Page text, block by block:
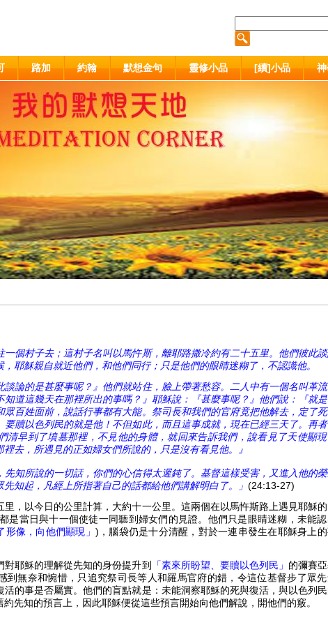
路加 約翰 默想金句 靈修小品 [續]小品
一個村子去；這村子名叫以馬忤斯，離耶路撒冷約有二十五里。他們彼此
耶穌親自就近他們，和他們同行；只是他們的眼睛迷糊了，不認識他。
談論的是甚麼事呢？ 』 他們就站住，臉上帶著愁容。二人中有一個名叫革
道這幾天在那裡所出的事嗎？ 』 耶穌說： 『甚麼事呢？ 』 他們說： 『就
百姓面前，說話行事都有大能。祭司長和我們的官府竟把他解去，定了
要贖以色列民的就是他！不但如此，而且這事成就，現在已經三天了。再
清早到了墳墓那裡，不見他的身體，就回來告訴我們，說看見了天使顯
去，所遇見的正如婦女們所說的，只是沒有看見他。
』
先知所說的一切話，你們的心信得太遲鈍了。基督這樣受害，又進入他的
先知起，凡經上所指著自己的話都給他們講解明白了。」(24:13-27)
里，以今日的公里計算，大約十一公里。這兩個在以馬忤斯路上遇見耶穌
是當日與十一個使徒一同聽到婦女們的見證。他們只是眼睛迷糊，未能
形像，向他們顯現」 )，腦袋仍是十分清醒，對於一連串發生在耶穌身上
耶穌的理解從先知的身份提升到
「素來所盼望、要贖以色列民」 的彌賽
到無奈和惋惜，只追究祭司長等人和羅馬官府的錯，令這位基督步了眾
活的事是否屬實。他們的盲點就是：未能洞察耶穌的死與復活，與以色列
先知的預言上，因此耶穌便從這些預言開始向他們解說，開他們的竅。